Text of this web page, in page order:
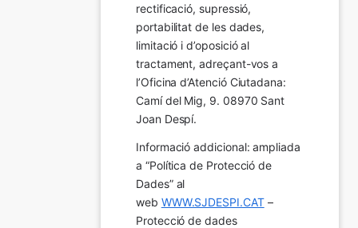
rectificació, supressió,
portabilitat de les dades,
limitació i d’oposició al
tractament, adreçant-vos a
l’Oficina d’Atenció Ciutadana:
Camí del Mig, 9. 08970 Sant
Joan Despí.
Informació addicional: ampliada
a “Política de Protecció de
Dades” al
web WWW.SJDESPI.CAT –
Protecció de dades